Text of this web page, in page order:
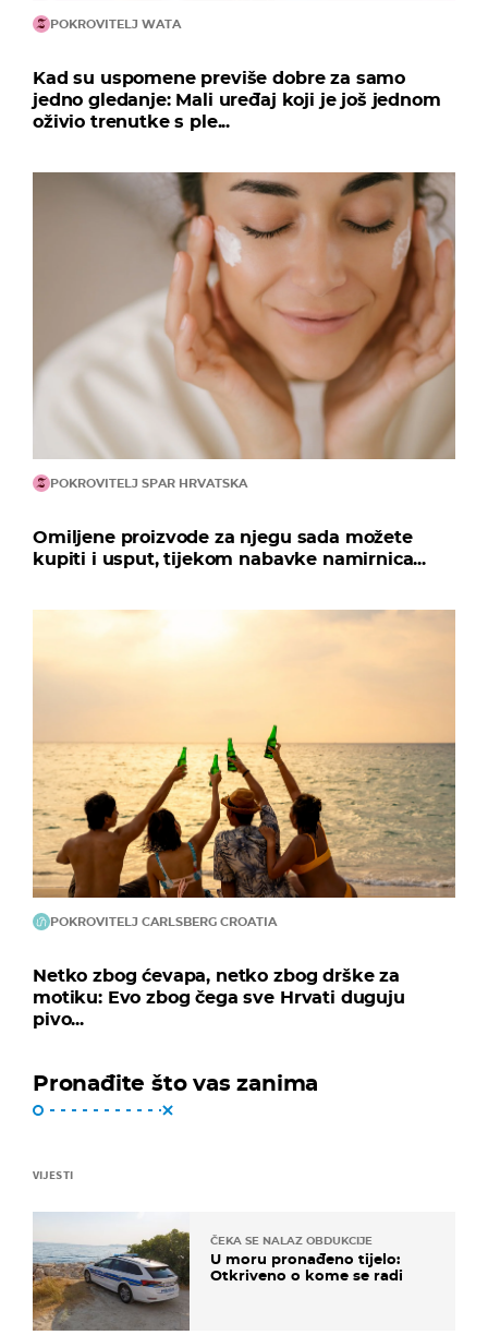
POKROVITELJ WATA
Kad su uspomene previše dobre za samo
jedno gledanje: Mali uređaj koji je još jednom
oživio trenutke s ple...
POKROVITELJ SPAR HRVATSKA
Omiljene proizvode za njegu sada možete
kupiti i usput, tijekom nabavke namirnica...
POKROVITELJ CARLSBERG CROATIA
Netko zbog ćevapa, netko zbog drške za
motiku: Evo zbog čega sve Hrvati duguju
pivo...
Pronađite što vas zanima
VIJESTI
ČEKA SE NALAZ OBDUKCIJE
U moru pronađeno tijelo:
Otkriveno o kome se radi